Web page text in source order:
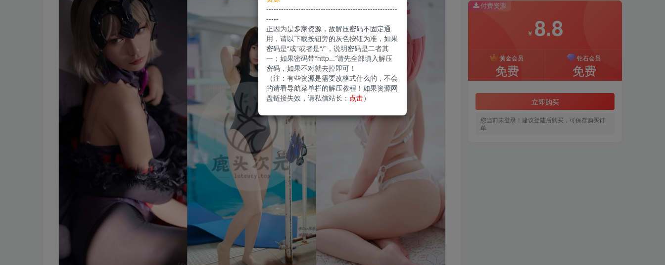
付费资源
￥ 8.8
黄金会员
免费
钻石会员
免费
立即购买
您当前未登录！建议登陆后购买，可保存购买订
单
-----------------------------------------------------
-----
正因为是多家资源，故解压密码不固定通
用，请以下载按钮旁的灰色按钮为准，如果
密码是“或”或者是“/”，说明密码是二者其
一；如果密码带“http...”请先全部填入解压
密码，如果不对就去掉即可！
（注：有些资源是需要改格式什么的，不会
的请看导航菜单栏的解压教程！如果资源网
盘链接失效，请私信站长： 点击）